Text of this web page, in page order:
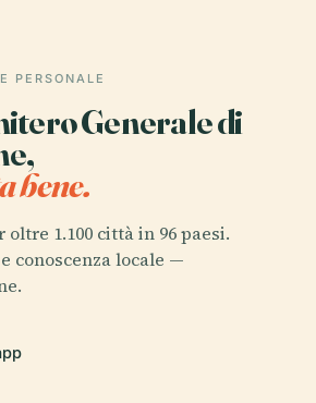
PERSONALE
Generale di
bene.
1.100 città in 96 paesi.
conoscenza locale —